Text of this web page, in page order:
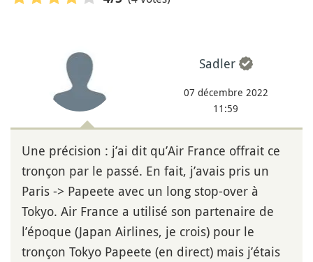
Sadler
07 décembre 2022
11:59
Une précision : j’ai dit qu’Air France offrait ce
tronçon par le passé. En fait, j’avais pris un
Paris -> Papeete avec un long stop-over à
Tokyo. Air France a utilisé son partenaire de
l’époque (Japan Airlines, je crois) pour le
tronçon Tokyo Papeete (en direct) mais j’étais